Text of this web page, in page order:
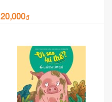
20,000₫